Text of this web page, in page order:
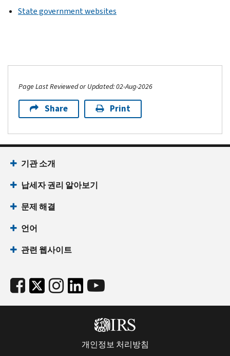
State government websites
Page Last Reviewed or Updated: 02-Aug-2026
Share Print
기관 소개
납세자 권리 알아보기
문제 해결
언어
관련 웹사이트
개인정보 처리방침